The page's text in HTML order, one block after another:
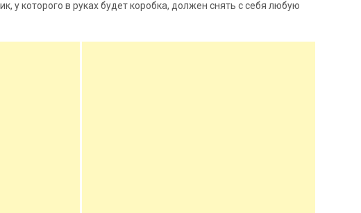
у которого в руках будет коробка, должен снять с себя любую